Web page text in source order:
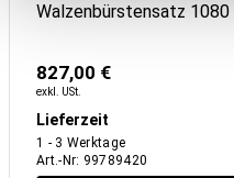
Walzenbürstensatz 1080
827,00 €
exkl. USt.
Lieferzeit
1 - 3 Werktage
Art.-Nr: 99789420